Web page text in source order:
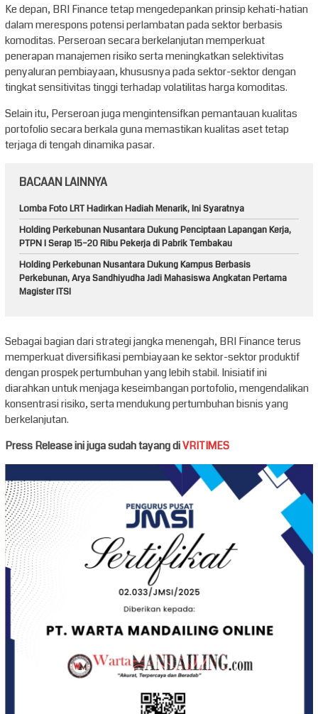
Ke depan, BRI Finance tetap mengedepankan prinsip kehati-hatian
dalam merespons potensi perlambatan pada sektor berbasis
komoditas. Perseroan secara berkelanjutan memperkuat
penerapan manajemen risiko serta meningkatkan selektivitas
penyaluran pembiayaan, khususnya pada sektor-sektor dengan
tingkat sensitivitas tinggi terhadap volatilitas harga komoditas.
Selain itu, Perseroan juga mengintensifkan pemantauan kualitas
portofolio secara berkala guna memastikan kualitas aset tetap
terjaga di tengah dinamika pasar.
BACAAN LAINNYA
Lomba Foto LRT Hadirkan Hadiah Menarik, Ini Syaratnya
Holding Perkebunan Nusantara Dukung Penciptaan Lapangan Kerja,
PTPN I Serap 15–20 Ribu Pekerja di Pabrik Tembakau
Holding Perkebunan Nusantara Dukung Kampus Berbasis
Perkebunan, Arya Sandhiyudha Jadi Mahasiswa Angkatan Pertama
Magister ITSI
Sebagai bagian dari strategi jangka menengah, BRI Finance terus
memperkuat diversifikasi pembiayaan ke sektor-sektor produktif
dengan prospek pertumbuhan yang lebih stabil. Inisiatif ini
diarahkan untuk menjaga keseimbangan portofolio, mengendalikan
konsentrasi risiko, serta mendukung pertumbuhan bisnis yang
berkelanjutan.
Press Release ini juga sudah tayang diVRITIMES